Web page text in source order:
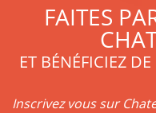
FAITES
ET BÉNÉFICIEZ
Inscrivez vous sur